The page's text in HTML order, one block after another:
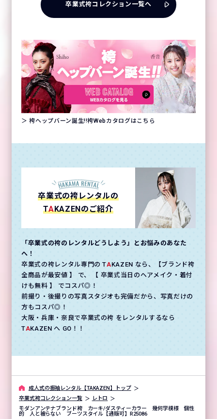
卒業式袴コレクション一覧へ
＞ 袴ヘップバーン誕生!!袴Webカタログはこちら
卒業式の袴レンタルの
TAKAZENのご紹介
「卒業式の袴のレンタルどうしよう」とお悩みのあなた
へ！
卒業式の袴レンタル専門の TAKAZEN なら、【ブランド袴
全商品が最安値 】 で、 【 卒業式当日のヘアメイク・着付
けも無料 】 でコスパ◎！
前撮り・後撮りの写真スタジオも完備だから、写真だけの
方もコスパ◎！
大阪・兵庫・奈良で卒業式の袴 をレンタルするなら
TAKAZEN へ GO！！
成⼈式の振袖レンタル【TAKAZEN】トップ
卒業式袴コレクション一覧
レトロ
モダンアンテナブランド袴 カーキ/ダスティーカラー 幾何学模様 個性
的 人と被らない ブーツスタイル【通販可】R25086